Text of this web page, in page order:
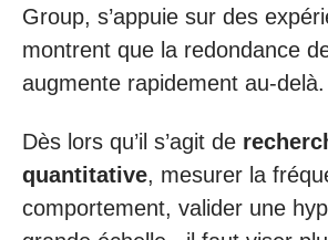
Group, s’appuie sur des
montrent que la redondance
augmente rapidement au-delà.
Dès lors qu’il s’agit de
quantitative, mesurer la
comportement, valider une